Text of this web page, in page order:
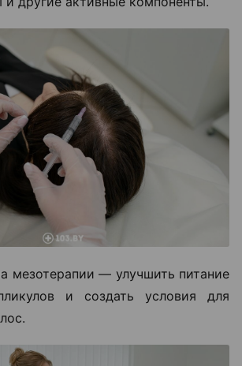
мезотерапии — улучшить питание
и создать условия для